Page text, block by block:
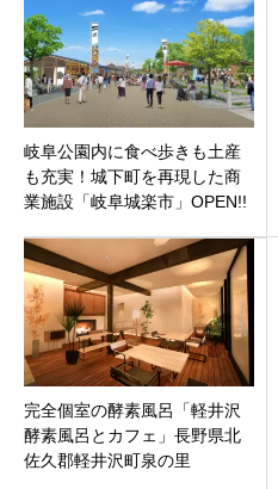
岐阜公園内に食べ歩きも土産
も充実！城下町を再現した商
業施設「岐阜城楽市」OPEN!!
たい
完全個室の酵素風呂「軽井沢
酵素風呂とカフェ」長野県北
佐久郡軽井沢町泉の里